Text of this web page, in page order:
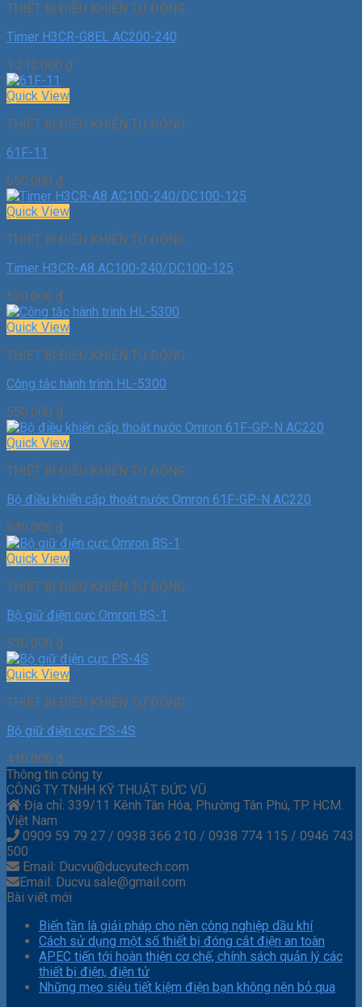
THIẾT BỊ ĐIỀU KHIỂN TỰ ĐỘNG
Timer H3CR-G8EL AC200-240
1.210.000 ₫
Quick View
THIẾT BỊ ĐIỀU KHIỂN TỰ ĐỘNG
61F-11
650.000 ₫
Quick View
THIẾT BỊ ĐIỀU KHIỂN TỰ ĐỘNG
Timer H3CR-A8 AC100-240/DC100-125
520.000 ₫
Quick View
THIẾT BỊ ĐIỀU KHIỂN TỰ ĐỘNG
Công tắc hành trình HL-5300
550.000 ₫
Quick View
THIẾT BỊ ĐIỀU KHIỂN TỰ ĐỘNG
Bộ điều khiển cấp thoát nước Omron 61F-GP-N AC220
940.000 ₫
Quick View
THIẾT BỊ ĐIỀU KHIỂN TỰ ĐỘNG
Bộ giữ điện cực Omron BS-1
530.000 ₫
Quick View
THIẾT BỊ ĐIỀU KHIỂN TỰ ĐỘNG
Bộ giữ điện cực PS-4S
410.000 ₫
Thông tin công ty
CÔNG TY TNHH KỸ THUẬT ĐỨC VŨ
Địa chỉ: 339/11 Kênh Tân Hóa, Phường Tân Phú, TP. HCM.
Việt Nam
0909 59 79 27 / 0938 366 210 / 0938 774 115 / 0946 743
500
Email: Ducvu@ducvutech.com
Email: Ducvu.sale@gmail.com
Bài viết mới
Biến tần là giải pháp cho nền công nghiệp dầu khí
Cách sử dụng một số thiết bị đóng cắt điện an toàn
APEC tiến tới hoàn thiện cơ chế, chính sách quản lý các
thiết bị điện, điện tử
Những mẹo siêu tiết kiệm điện bạn không nên bỏ qua